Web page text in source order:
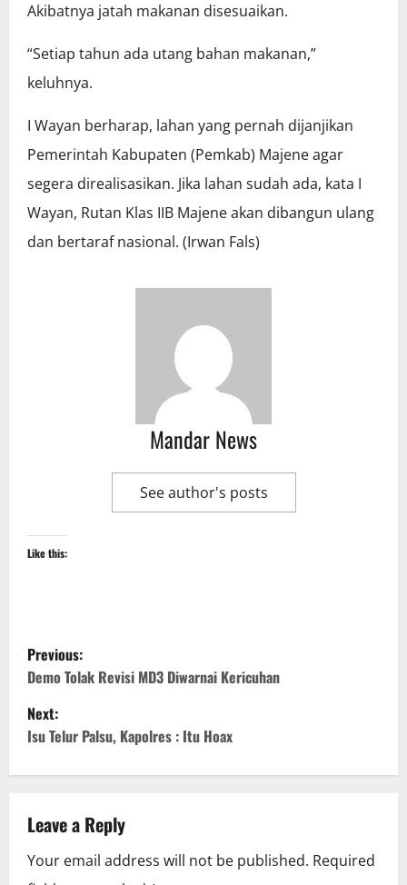
Akibatnya jatah makanan disesuaikan.
“Setiap tahun ada utang bahan makanan,”
keluhnya.
I Wayan berharap, lahan yang pernah dijanjikan
Pemerintah Kabupaten (Pemkab) Majene agar
segera direalisasikan. Jika lahan sudah ada, kata I
Wayan, Rutan Klas IIB Majene akan dibangun ulang
dan bertaraf nasional. (Irwan Fals)
Mandar News
See author's posts
Like this:
P
o
s
a
v
Previous:
Demo Tolak Revisi MD3 Diwarnai Kericuhan
Next:
Isu Telur Palsu, Kapolres : Itu Hoax
Leave a Reply
Your email address will not be published. Required